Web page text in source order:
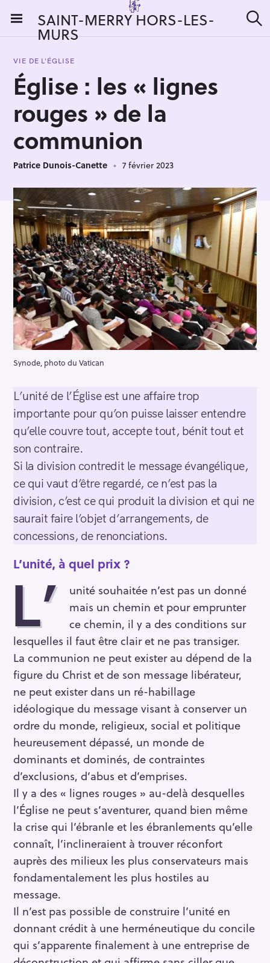
i
SAINT-MERRY HORS-LES-
MURS e
VIE DE L'ÉGLISE
Église : les « lignes
rouges » de la
communion
Patrice Dunois-Canette 7 février 2023
Synode, photo du Vatican
L’unité de l’Église est une affaire trop
importante pour qu’on puisse laisser entendre
qu’elle couvre tout, accepte tout, bénit tout et
son contraire.
Si la division contredit le message évangélique,
ce qui vaut d’être regardé, ce n’est pas la
division, c’est ce qui produit la division et qui ne
saurait faire l’objet d’arrangements, de
concessions, de renonciations.
L’unité, à quel prix ?
L’
unité souhaitée n’est pas un donné
mais un chemin et pour emprunter
ce chemin, il y a des conditions sur
lesquelles il faut être clair et ne pas transiger.
La communion ne peut exister au dépend de la
figure du Christ et de son message libérateur,
ne peut exister dans un ré-habillage
idéologique du message visant à conserver un
ordre du monde, religieux, social et politique
heureusement dépassé, un monde de
dominants et dominés, de contraintes
d’exclusions, d’abus et d’emprises.
Il y a des « lignes rouges » au-delà desquelles
l’Église ne peut s’aventurer, quand bien même
la crise qui l’ébranle et les ébranlements qu’elle
connaît, l’inclineraient à trouver réconfort
auprès des milieux les plus conservateurs mais
fondamentalement les plus hostiles au
message.
Il n’est pas possible de construire l’unité en
donnant crédit à une herméneutique du concile
qui s’apparente finalement à une entreprise de